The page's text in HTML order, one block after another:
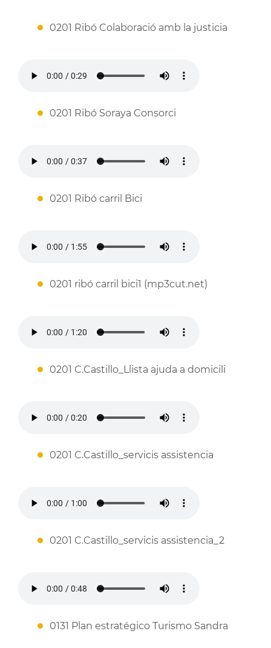
0201 Ribó Colaboració amb la justicia
0201 Ribó Soraya Consorci
0201 Ribó carril Bici
0201 ribó carril bici1 (mp3cut.net)
0201 C.Castillo_Llista ajuda a domicili
0201 C.Castillo_servicis assistencia
0201 C.Castillo_servicis assistencia_2
0131 Plan estratégico Turismo Sandra